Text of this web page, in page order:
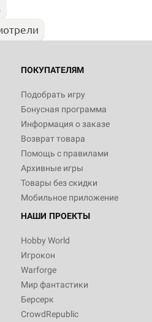
ПОКУПАТЕЛЯМ
Подобрать игру
Бонусная программа
Информация о заказе
Возврат товара
Помощь с правилами
Архивные игры
Товары без скидки
Мобильное приложение
НАШИ ПРОЕКТЫ
Hobby World
Игрокон
Warforge
Мир фантастики
Берсерк
CrowdRepublic